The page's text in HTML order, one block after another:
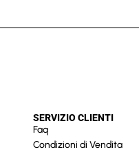
SERVIZIO CLIENTI
Faq
Condizioni di Vendita